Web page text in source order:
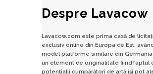
Despre Lavacow
Lavacow.com este prima casă de
exclusiv online din Europa de Est,
model platforme similare din Germania
un element de originalitate fiind faptul
potenţialii cumpărători de artă îşi pot